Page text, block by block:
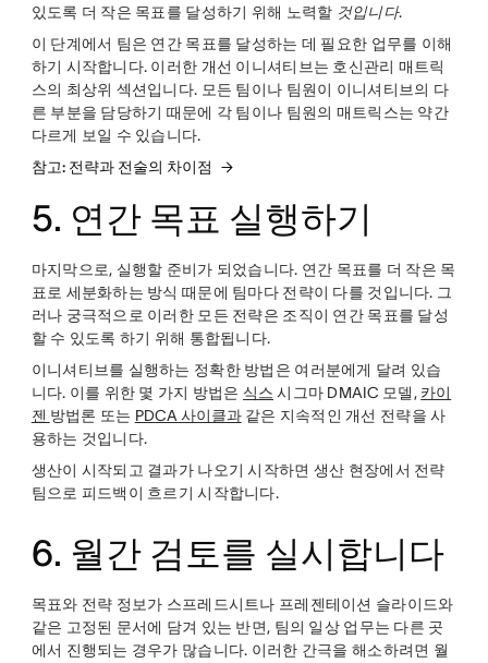
있도록 더 작은 목표를 달성하기 위해 노력할 것입니다.
이 단계에서 팀은 연간 목표를 달성하는 데 필요한 업무를 이해
하기 시작합니다. 이러한 개선 이니셔티브는 호신관리 매트릭
스의 최상위 섹션입니다. 모든 팀이나 팀원이 이니셔티브의 다
른 부분을 담당하기 때문에 각 팀이나 팀원의 매트릭스는 약간
다르게 보일 수 있습니다.
참고: 전략과 전술의 차이점
5. 연간 목표 실행하기
마지막으로, 실행할 준비가 되었습니다. 연간 목표를 더 작은 목
표로 세분화하는 방식 때문에 팀마다 전략이 다를 것입니다. 그
러나 궁극적으로 이러한 모든 전략은 조직이 연간 목표를 달성
할 수 있도록 하기 위해 통합됩니다.
이니셔티브를 실행하는 정확한 방법은 여러분에게 달려 있습
니다. 이를 위한 몇 가지 방법은 식스 시그마 DMAIC 모델, 카이
젠 방법론 또는 PDCA 사이클과같은 지속적인 개선 전략을 사
용하는 것입니다.
생산이 시작되고 결과가 나오기 시작하면 생산 현장에서 전략
팀으로 피드백이 흐르기 시작합니다.
6. 월간 검토를 실시합니다
목표와 전략 정보가 스프레드시트나 프레젠테이션 슬라이드와
같은 고정된 문서에 담겨 있는 반면, 팀의 일상 업무는 다른 곳
에서 진행되는 경우가 많습니다. 이러한 간극을 해소하려면 월